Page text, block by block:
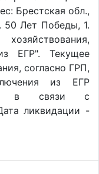
Брестская обл.,
50 Лет Победы, 1.
ЕГР". Текущее
согласно ГРП,
из ЕГР
в связи с
ликвидации -